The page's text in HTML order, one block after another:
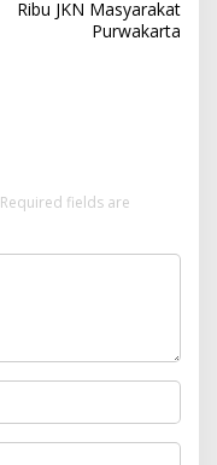
Ribu JKN Masyarakat
Purwakarta
Required fields are